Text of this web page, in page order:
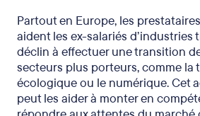
Partout en Europe, les prestataires
aident les ex-salariés d’industries
déclin à effectuer une transition
secteurs plus porteurs, comme la
écologique ou le numérique. Cet
peut les aider à monter en